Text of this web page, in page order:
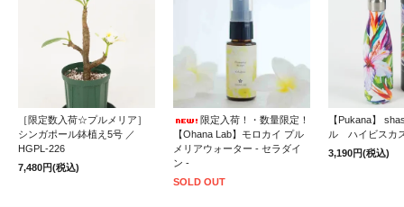
［限定数入荷☆プルメリア］
シンガポール鉢植え5号 ／
HGPL-226
7,480円(税込)
限定入荷！・数量限定！
【Ohana Lab】モロカイ プル
メリアウォーター - セラダイ
ン -
SOLD OUT
【Pukana】
ル ハイビスカ
3,190円(税込)